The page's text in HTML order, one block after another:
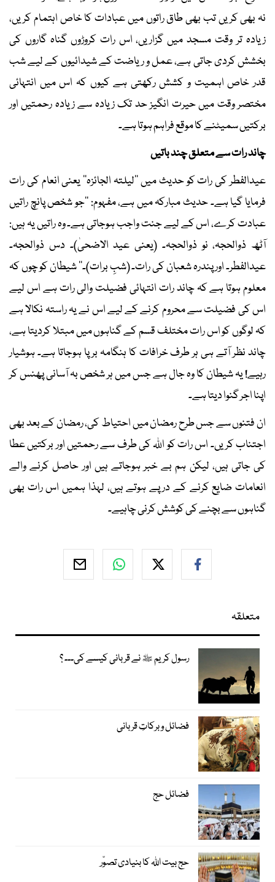
نہ بھی کریں تب بھی طاق راتوں میں عبادات کا خاص اہتمام کریں،
زیادہ تر وقت مسجد میں گزاریں، اس رات کروڑوں گناہ گاروں کی
بخشش کردی جاتی ہے، عمل و ریاضت کے شیدائیوں کے لیے شب
قدر خاص اہمیت و کشش رکھتی ہے کیوں کہ اس میں انتہائی
مختصر وقت میں حیرت انگیز حد تک زیادہ سے زیادہ رحمتیں اور
برکتیں سمیٹنے کا موقع فراہم ہوتا ہے۔
چاند رات سے متعلق چند باتیں
عیدالفطر کی رات کو حدیث میں ’’لیلتہ الجائزہ‘‘ یعنی انعام کی رات
فرمایا گیا ہے۔ حدیث مبارکہ میں ہے، مفہوم: ’’جو شخص پانچ راتیں
عبادت کرے، اس کے لیے جنت واجب ہوجاتی ہے۔ وہ راتیں یہ ہیں:
آٹھ ذوالحجہ، نو ذوالحجہ۔ (یعنی عید الاضحیٰ)۔ دس ذوالحجہ۔
عیدالفطر۔ اور پندرہ شعبان کی رات۔ (شبِ برات)۔‘‘ شیطان کو چوں کہ
معلوم ہوتا ہے کہ چاند رات انتہائی فضیلت والی رات ہے اس لیے
اس کی فضیلت سے محروم کرنے کے لیے اس نے یہ راستہ نکالا ہے
کہ لوگوں کو اس رات مختلف قسم کے گناہوں میں مبتلا کردیتا ہے،
چاند نظر آتے ہی ہر طرف خرافات کا ہنگامہ برپا ہوجاتا ہے۔ ہوشیار
رہیے! یہ شیطان کا وہ جال ہے جس میں ہر شخص بہ آسانی پھنس کر
اپنا اجر گنوا دیتا ہے۔
ان فتنوں سے جس طرح رمضان میں احتیاط کی، رمضان کے بعد بھی
اجتناب کریں۔ اس رات کو اﷲ کی طرف سے رحمتیں اور برکتیں عطا
کی جاتی ہیں، لیکن ہم بے خبر ہوجاتے ہیں اور حاصل کرنے والے
انعامات ضایع کرنے کے درپے ہوتے ہیں، لہذا ہمیں اس رات بھی
گناہوں سے بچنے کی کوشش کرنی چاہیے۔
متعلقہ
رسول کریم ﷺ نے قربانی کیسے کی۔۔۔ ؟
فضائل و برکاتِ قربانی
فضائل حج
حج بیت اﷲ کا بنیادی تصوّر